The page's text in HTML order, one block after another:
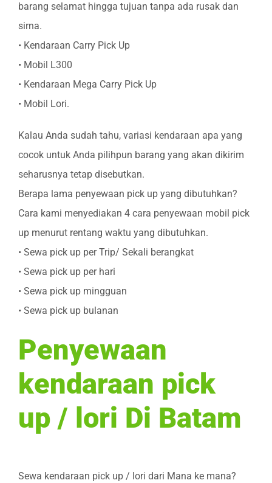
barang selamat hingga tujuan tanpa ada rusak dan
sirna.
• Kendaraan Carry Pick Up
• Mobil L300
• Kendaraan Mega Carry Pick Up
• Mobil Lori.
Kalau Anda sudah tahu, variasi kendaraan apa yang
cocok untuk Anda pilihpun barang yang akan dikirim
seharusnya tetap disebutkan.
Berapa lama penyewaan pick up yang dibutuhkan?
Cara kami menyediakan 4 cara penyewaan mobil pick
up menurut rentang waktu yang dibutuhkan.
• Sewa pick up per Trip/ Sekali berangkat
• Sewa pick up per hari
• Sewa pick up mingguan
• Sewa pick up bulanan
Penyewaan
kendaraan pick
up / lori Di Batam
Sewa kendaraan pick up / lori dari Mana ke mana?